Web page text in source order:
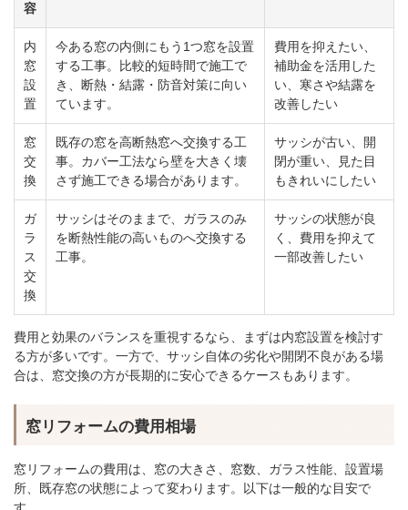
容
内
窓
設
置
今ある窓の内側にもう1つ窓を設置
する工事。比較的短時間で施工で
き、断熱・結露・防音対策に向い
ています。
費用を抑えたい、
補助金を活用した
い、寒さや結露を
改善したい
窓
交
換
既存の窓を高断熱窓へ交換する工
事。カバー工法なら壁を大きく壊
さず施工できる場合があります。
サッシが古い、開
閉が重い、見た目
もきれいにしたい
ガ
ラ
ス
交
換
サッシはそのままで、ガラスのみ
を断熱性能の高いものへ交換する
工事。
サッシの状態が良
く、費用を抑えて
一部改善したい
費用と効果のバランスを重視するなら、まずは内窓設置を検討す
る方が多いです。一方で、サッシ自体の劣化や開閉不良がある場
合は、窓交換の方が長期的に安心できるケースもあります。
窓リフォームの費用相場
窓リフォームの費用は、窓の大きさ、窓数、ガラス性能、設置場
所、既存窓の状態によって変わります。以下は一般的な目安で